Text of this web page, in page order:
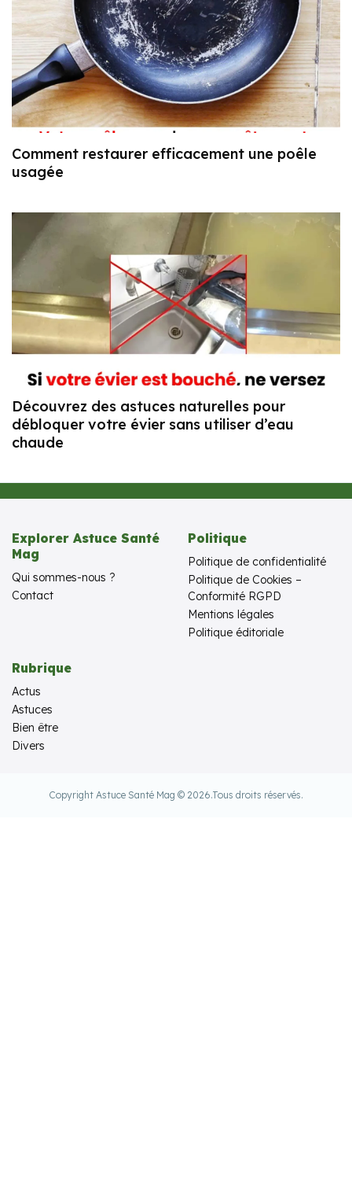
Comment restaurer efficacement une poêle
usagée
Découvrez des astuces naturelles pour
débloquer votre évier sans utiliser d’eau
chaude
Explorer Astuce Santé
Mag
Qui sommes-nous ?
Contact
Politique
Politique de confidentialité
Politique de Cookies –
Conformité RGPD
Mentions légales
Politique éditoriale
Rubrique
Actus
Astuces
Bien être
Divers
Copyright Astuce Santé Mag © 2026.Tous droits réservés.